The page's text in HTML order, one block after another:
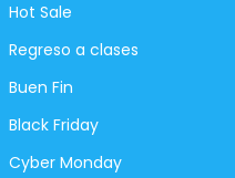
Hot Sale
Regreso a clases
Buen Fin
Black Friday
Cyber Monday